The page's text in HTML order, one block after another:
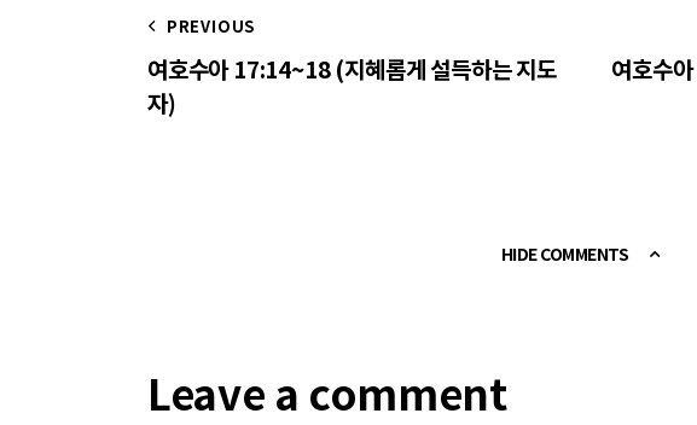
PREVIOUS
여호수아 17:14~18 (지혜롭게 설득하는 지도
자)
여호수
HIDE COMMENTS
Leave a comment